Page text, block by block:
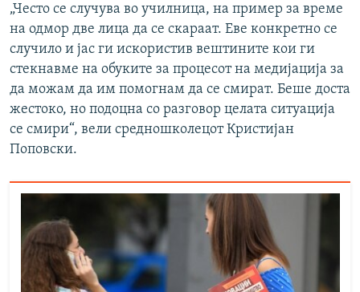
„Често се случува во училница, на пример за време
на одмор две лица да се скараат. Еве конкретно се
случило и јас ги искористив вештините кои ги
стекнавме на обуките за процесот на медијација за
да можам да им помогнам да се смират. Беше доста
жестоко, но подоцна со разговор целата ситуација
се смири“, вели средношколецот Кристијан
Поповски.